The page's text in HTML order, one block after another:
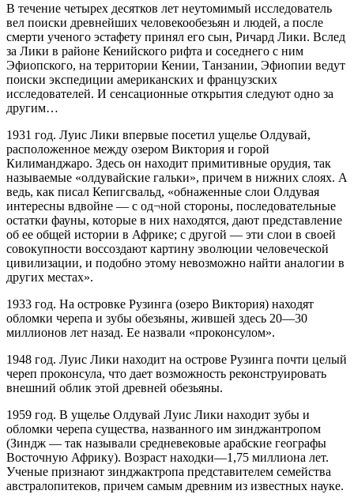
В течение четырех десятков лет неутомимый исследователь
вел поиски древнейших человекообезьян и людей, а после
смерти ученого эстафету принял его сын, Ричард Лики. Вслед
за Лики в районе Кенийского рифта и соседнего с ним
Эфиопского, на территории Кении, Танзании, Эфиопии ведут
поиски экспедиции американских и французских
исследователей. И сенсационные открытия следуют одно за
другим…
1931 год. Луис Лики впервые посетил ущелье Олдувай,
расположенное между озером Виктория и горой
Килиманджаро. Здесь он находит примитивные орудия, так
называемые «олдувайские гальки», причем в нижних слоях. А
ведь, как писал Кепигсвальд, «обнаженные слои Олдувая
интересны вдвойне — с од¬ной стороны, последовательные
остатки фауны, которые в них находятся, дают представление
об ее общей истории в Африке; с другой — эти слои в своей
совокупности воссоздают картину эволюции человеческой
цивилизации, и подобно этому невозможно найти аналогии в
других местах».
1933 год. На островке Рузинга (озеро Виктория) находят
обломки черепа и зубы обезьяны, жившей здесь 20—30
миллионов лет назад. Ее назвали «проконсулом».
1948 год. Луис Лики находит на острове Рузинга почти целый
череп проконсула, что дает возможность реконструировать
внешний облик этой древней обезьяны.
1959 год. В ущелье Олдувай Луис Лики находит зубы и
обломки черепа существа, названного им зинджантропом
(Зиндж — так называли средневековые арабские географы
Восточную Африку). Возраст находки—1,75 миллиона лет.
Ученые признают зинджактропа представителем семейства
австралопитеков, причем самым древним из известных науке.